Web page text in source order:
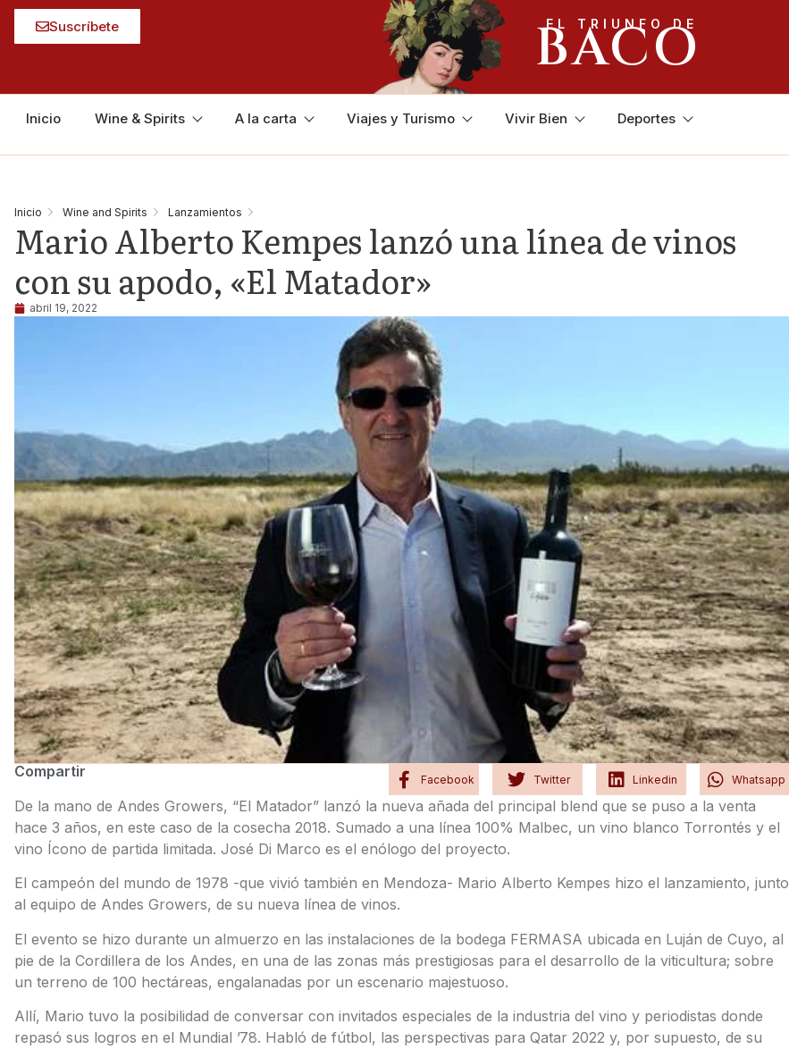
Suscríbete EL TRIUNFO DE
BACO
Inicio Wine & Spirits A la carta Viajes y Turismo Vivir Bien Deportes
Inicio Wine and Spirits Lanzamientos
Mario Alberto Kempes lanzó una línea de vinos
con su apodo, «El Matador»
abril 19, 2022
Compartir Facebook Twitter Linkedin Whatsapp
De la mano de Andes Growers, “El Matador” lanzó la nueva añada del principal blend que se puso a la venta
hace 3 años, en este caso de la cosecha 2018. Sumado a una línea 100% Malbec, un vino blanco Torrontés y el
vino Ícono de partida limitada. José Di Marco es el enólogo del proyecto.
El campeón del mundo de 1978 -que vivió también en Mendoza- Mario Alberto Kempes hizo el lanzamiento, junto
al equipo de Andes Growers, de su nueva línea de vinos.
El evento se hizo durante un almuerzo en las instalaciones de la bodega FERMASA ubicada en Luján de Cuyo, al
pie de la Cordillera de los Andes, en una de las zonas más prestigiosas para el desarrollo de la viticultura; sobre
un terreno de 100 hectáreas, engalanadas por un escenario majestuoso.
Allí, Mario tuvo la posibilidad de conversar con invitados especiales de la industria del vino y periodistas donde
repasó sus logros en el Mundial ’78. Habló de fútbol, las perspectivas para Qatar 2022 y, por supuesto, de su